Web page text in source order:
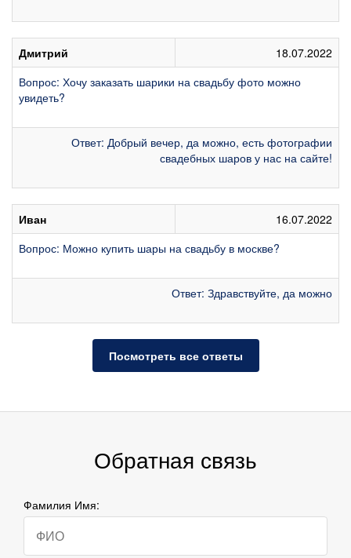
Дмитрий
18.07.2022
Вопрос: Хочу заказать шарики на свадьбу фото можно
увидеть?
Ответ: Добрый вечер, да можно, есть фотографии
свадебных шаров у нас на сайте!
Иван
16.07.2022
Вопрос: Можно купить шары на свадьбу в москве?
Ответ: Здравствуйте, да можно
Посмотреть все ответы
Обратная связь
Фамилия Имя: